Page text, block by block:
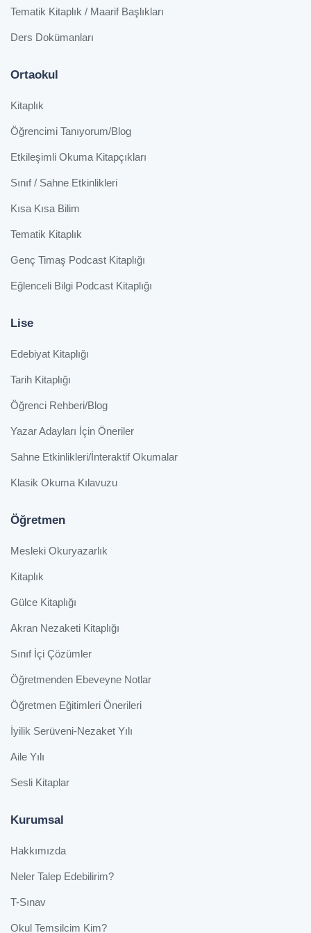
Tematik Kitaplık / Maarif Başlıkları
Ders Dokümanları
Ortaokul
Kitaplık
Öğrencimi Tanıyorum/Blog
Etkileşimli Okuma Kitapçıkları
Sınıf / Sahne Etkinlikleri
Kısa Kısa Bilim
Tematik Kitaplık
Genç Timaş Podcast Kitaplığı
Eğlenceli Bilgi Podcast Kitaplığı
Lise
Edebiyat Kitaplığı
Tarih Kitaplığı
Öğrenci Rehberi/Blog
Yazar Adayları İçin Öneriler
Sahne Etkinlikleri/İnteraktif Okumalar
Klasik Okuma Kılavuzu
Öğretmen
Mesleki Okuryazarlık
Kitaplık
Gülce Kitaplığı
Akran Nezaketi Kitaplığı
Sınıf İçi Çözümler
Öğretmenden Ebeveyne Notlar
Öğretmen Eğitimleri Önerileri
İyilik Serüveni-Nezaket Yılı
Aile Yılı
Sesli Kitaplar
Kurumsal
Hakkımızda
Neler Talep Edebilirim?
T-Sınav
Okul Temsilcim Kim?